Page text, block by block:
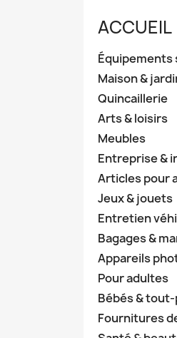
ACCUEIL
Maison &
Quincaillerie
Arts & loisirs
Meubles
Entreprise &
Articles pour
Jeux & jouets
Entretien
Bagages &
Appareils
Pour adultes
Bébés &
Fournitures